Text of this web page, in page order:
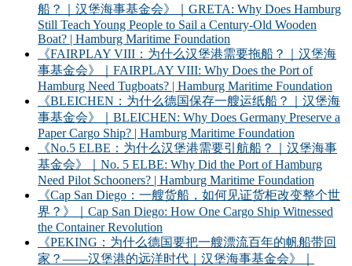
船？｜汉堡海事基金会》｜GRETA: Why Does Hamburg
Still Teach Young People to Sail a Century-Old Wooden
Boat? | Hamburg Maritime Foundation
《FAIRPLAY VIII：为什么汉堡港需要拖船？｜汉堡海
事基金会》｜FAIRPLAY VIII: Why Does the Port of
Hamburg Need Tugboats? | Hamburg Maritime Foundation
《BLEICHEN：为什么德国保存一艘运纸船？｜汉堡海
事基金会》｜BLEICHEN: Why Does Germany Preserve a
Paper Cargo Ship? | Hamburg Maritime Foundation
《No.5 ELBE：为什么汉堡港需要引航船？｜汉堡海事
基金会》｜No. 5 ELBE: Why Did the Port of Hamburg
Need Pilot Schooners? | Hamburg Maritime Foundation
《Cap San Diego：一艘货船，如何见证货柜改变整个世
界？》｜Cap San Diego: How One Cargo Ship Witnessed
the Container Revolution
《PEKING：为什么德国要把一艘漂流百年的帆船带回
家？——汉堡港的远洋时代｜汉堡海事基金会》｜